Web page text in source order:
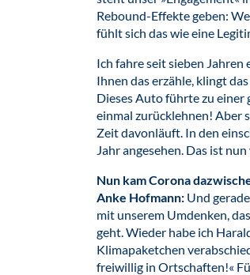
Rebound-Effekte geben:
fühlt sich das wie eine
Ich fahre seit sieben Jahren
Ihnen das erzähle, klingt
Dieses Auto führte zu einer
einmal zurücklehnen! Aber
Zeit davonläuft. In den
Jahr angesehen. Das ist
Nun kam Corona
Anke Hofmann: Und
mit unserem Umdenken,
geht. Wieder habe ich
Klimapaketchen
freiwillig in Ortschaften!«